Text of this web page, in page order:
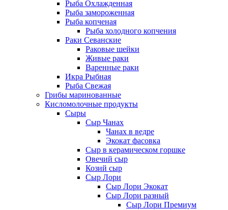
Рыба Охлажденная
Рыба замороженная
Рыба копченая
Рыба холодного копчения
Раки Севанские
Раковые шейки
Живые раки
Варенные раки
Икра Рыбная
Рыба Свежая
Грибы маринованные
Кисломолочные продукты
Сыры
Сыр Чанах
Чанах в ведре
Экокат фасовка
Сыр в керамическом горшке
Овечий сыр
Козий сыр
Сыр Лори
Сыр Лори Экокат
Сыр Лори разный
Сыр Лори Премиум